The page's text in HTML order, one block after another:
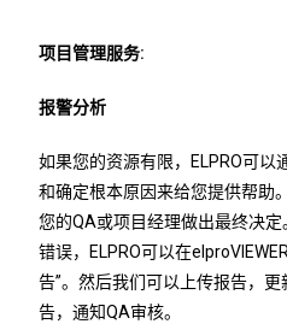
项目管理服务:
报警分析
如果您的资源有限，ELPRO可
和确定根本原因来给您提供帮助
您的QA或项目经理做出最终决
错误，ELPRO可以在
告”。然后我们可以上传报告，
告，通知QA审核。